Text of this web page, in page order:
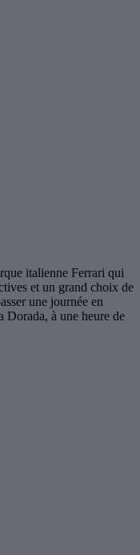
italienne Ferrari qui
et un grand choix de
une journée en
Dorada, à une heure de